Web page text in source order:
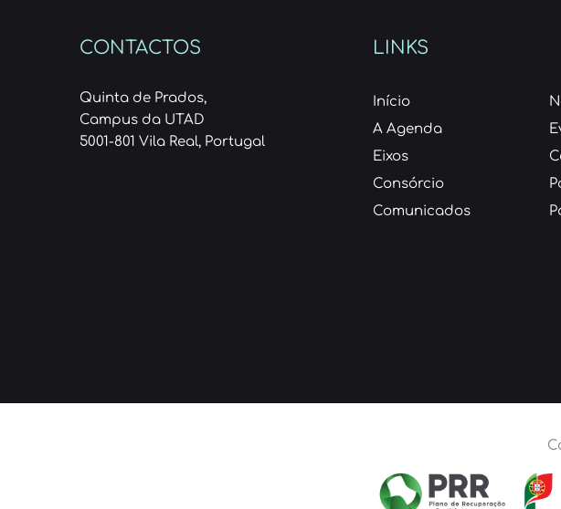
CONTACTOS
Quinta de Prados,
Campus da UTAD
5001-801 Vila Real, Portugal
LINKS
Início
A Agenda
Eixos
Consórcio
Comunicados